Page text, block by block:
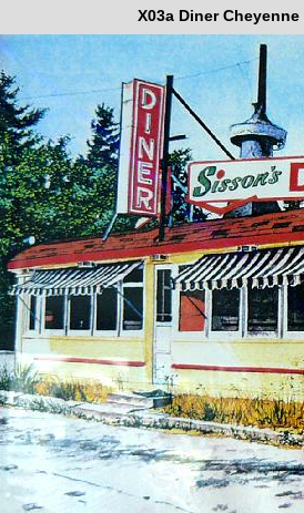
X03a Diner Cheyenne